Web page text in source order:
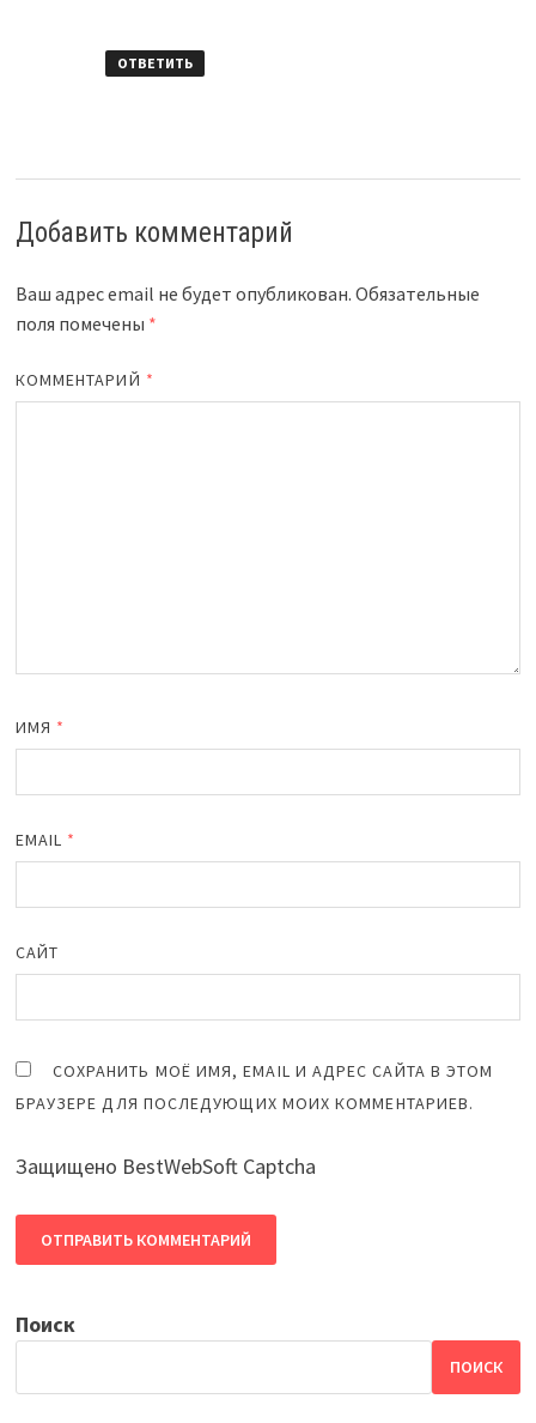
ОТВЕТИТЬ
Добавить комментарий
Ваш адрес email не будет опубликован. Обязательные
поля помечены *
КОММЕНТАРИЙ *
ИМЯ *
EMAIL *
САЙТ
СОХРАНИТЬ МОЁ ИМЯ, EMAIL И АДРЕС САЙТА В ЭТОМ
БРАУЗЕРЕ ДЛЯ ПОСЛЕДУЮЩИХ МОИХ КОММЕНТАРИЕВ.
Защищено BestWebSoft Captcha
Поиск
ПОИСК